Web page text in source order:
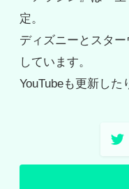
定。
ディズニーとスタ
しています。
YouTubeも更新した